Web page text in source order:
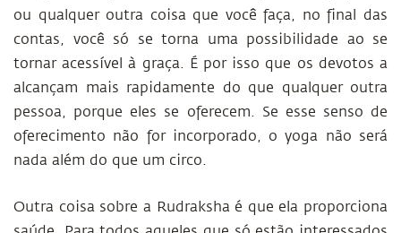
ou qualquer outra coisa que você faça, no final das
contas, você só se torna uma possibilidade ao se
tornar acessível à graça. É por isso que os devotos a
alcançam mais rapidamente do que qualquer outra
pessoa, porque eles se oferecem. Se esse senso de
oferecimento não for incorporado, o yoga não será
nada além do que um circo.
Outra coisa sobre a Rudraksha é que ela proporciona